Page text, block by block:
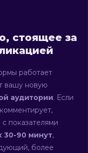
стоящее за
работает
вашу новую
аудитории. Если
показателями
30-90 минут,
более